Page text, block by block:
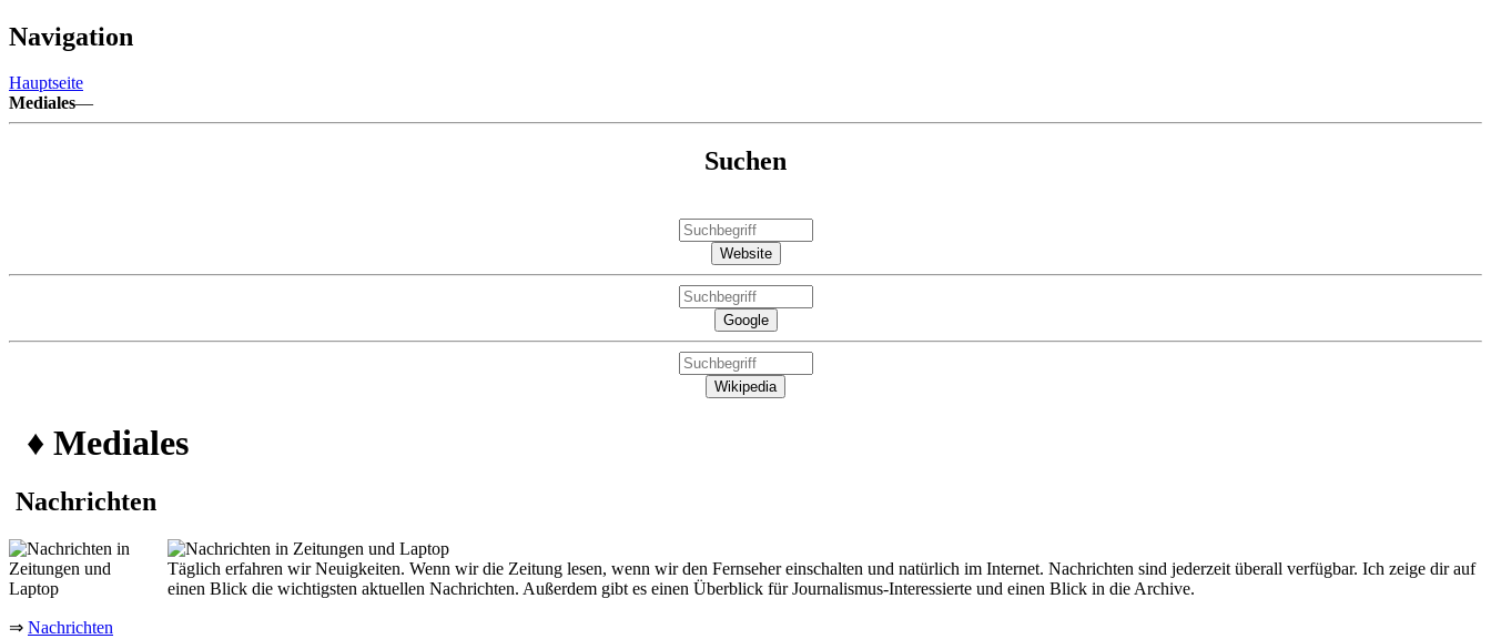
Navigation
Hauptseite
Mediales—
Suchen
Website
Google
Wikipedia
♦ Mediales
Nachrichten
Täglich erfahren wir Neuigkeiten. Wenn wir die Zeitung lesen, wenn wir den Fernseher einschalten und natürlich im Internet. Nachrichten sind jederzeit überall verfügbar. Ich zeige dir auf
einen Blick die wichtigsten aktuellen Nachrichten. Außerdem gibt es einen Überblick für Journalismus-Interessierte und einen Blick in die Archive.
⇒ Nachrichten